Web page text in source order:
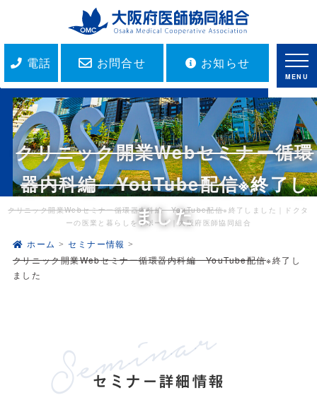
電話 お問合せ お知らせ
MENU
クリニック開業Webセミナー循環
器内科編 YouTube配信※終了し
ました
クリニック開業Webセミナー循環器内科編 YouTube配信※終了しました｜ドクタ
ーの医業と暮らしをサポート｜大阪府医師協同組合
ホーム
セミナー情報
クリニック開業Webセミナー循環器内科編 YouTube配信※終了し
ました
セミナー詳細情報